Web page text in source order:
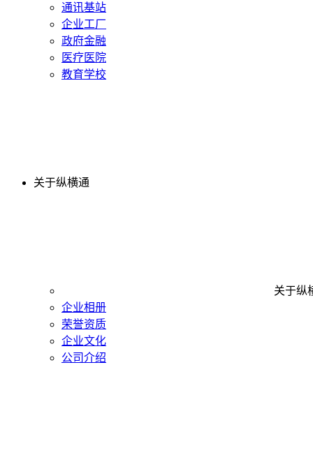
通讯基站
企业工厂
政府金融
医疗医院
教育学校
关于纵横通
关于纵
企业相册
荣誉资质
企业文化
公司介绍